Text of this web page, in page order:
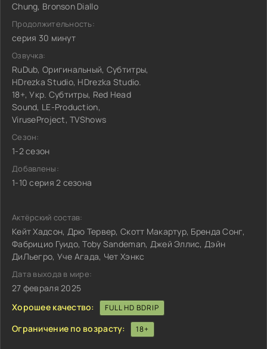
Chung, Bronson Diallo
Продолжительность:
серия 30 минут
Озвучка:
RuDub, Оригинальный, Субтитры,
HDrezka Studio, HDrezka Studio.
18+, Укр. Субтитры, Red Head
Sound, LE-Production,
ViruseProject, TVShows
Сезон:
1-2 сезон
Добавлены:
1-10 серия 2 сезона
Актёрский состав:
Кейт Хадсон, Дрю Тервер, Скотт Макартур, Бренда Сонг,
Фабрицио Гуидо, Toby Sandeman, Джей Эллис, Дэйн
ДиЛьегро, Уче Агада, Чет Хэнкс
Дата выхода в мире:
27 февраля 2025
Хорошее качество:
FULL HD BDRIP
Ограничение по возрасту: 18+